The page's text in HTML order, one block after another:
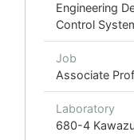
Engineering
Control
Job
Associate
Laboratory
680-4